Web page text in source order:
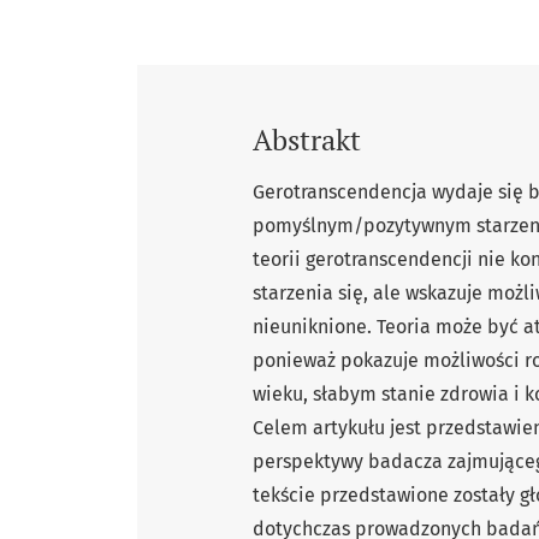
Abstrakt
Gerotranscendencja wydaje się
pomyślnym/pozytywnym
teorii gerotranscendencji nie
starzenia się, ale wskazuje
nieuniknione. Teoria może być
ponieważ pokazuje możliwości
wieku, słabym stanie zdrowia i
Celem artykułu jest
perspektywy badacza
tekście przedstawione zostały
dotychczas prowadzonych